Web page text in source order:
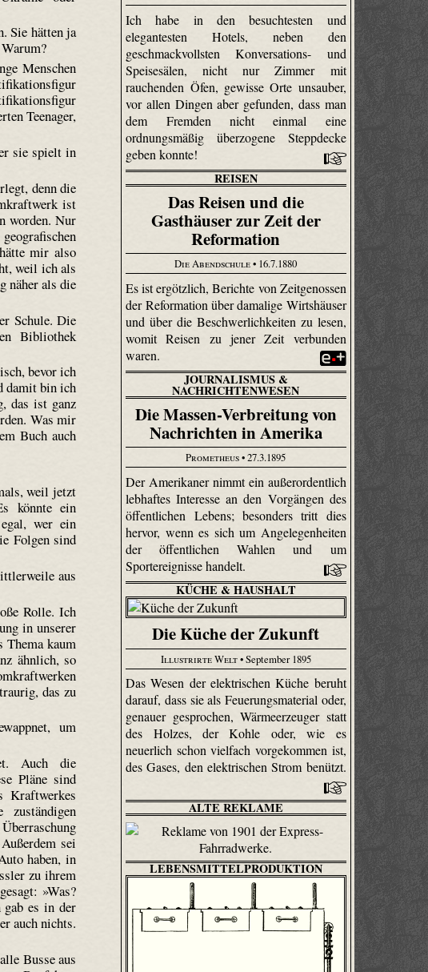
Sie hätten ja
Menschen
Teenager,
sie spielt in
denn die
ist
worden. Nur
mir also
weil ich als
näher als die
Schule. Die
Bibliothek
bevor ich
damit bin ich
das ist ganz
Was mir
Buch auch
weil jetzt
könnte ein
wer ein
Folgen sind
aus
Rolle. Ich
in unserer
Thema kaum
ähnlich, so
das zu
um
Auch die
Pläne sind
Kraftwerkes
sei
haben, in
zu ihrem
»Was?
gab es in der
auch nichts.
Busse aus
Ich habe in den besuchtesten und
elegantesten Hotels, neben den
geschmackvollsten Konversations- und
Speisesälen, nicht nur Zimmer mit
rauchenden Öfen, gewisse Orte unsauber,
vor allen Dingen aber gefunden, dass man
dem Fremden nicht einmal eine
ordnungsmäßig überzogene Steppdecke
geben konnte!
REISEN
Das Reisen und die
Gasthäuser zur Zeit der
Reformation
Die Abendschule• 16.7.1880
Es ist ergötzlich, Berichte von Zeitgenossen
der Reformation über damalige Wirtshäuser
und über die Beschwerlichkeiten zu lesen,
womit Reisen zu jener Zeit verbunden
waren.
JOURNALISMUS &
NACHRICHTENWESEN
Die Massen-Verbreitung von
Nachrichten in Amerika
Prometheus• 27.3.1895
Der Amerikaner nimmt ein außerordentlich
lebhaftes Interesse an den Vorgängen des
öffentlichen Lebens; besonders tritt dies
hervor, wenn es sich um Angelegenheiten
der öffentlichen Wahlen und um
Sportereignisse handelt.
KÜCHE & HAUSHALT
Die Küche der Zukunft
Illustrirte Welt• September 1895
Das Wesen der elektrischen Küche beruht
darauf, dass sie als Feue­rungs­material oder,
genauer gesprochen, Wärmeerzeuger statt
des Holzes, der Kohle oder, wie es
neuerlich schon vielfach vorgekommen ist,
des Gases, den elektrischen Strom benützt.
ALTE REKLAME
LEBENSMITTELPRODUKTION